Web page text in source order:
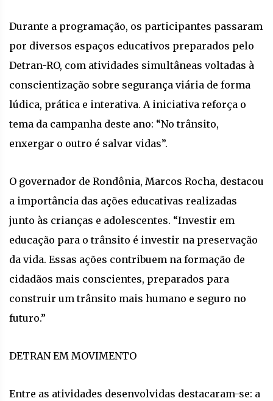
Durante a programação, os participantes passaram
por diversos espaços educativos preparados pelo
Detran-RO, com atividades simultâneas voltadas à
conscientização sobre segurança viária de forma
lúdica, prática e interativa. A iniciativa reforça o
tema da campanha deste ano: “No trânsito,
enxergar o outro é salvar vidas”.
O governador de Rondônia, Marcos Rocha, destacou
a importância das ações educativas realizadas
junto às crianças e adolescentes. “Investir em
educação para o trânsito é investir na preservação
da vida. Essas ações contribuem na formação de
cidadãos mais conscientes, preparados para
construir um trânsito mais humano e seguro no
futuro.”
DETRAN EM MOVIMENTO
Entre as atividades desenvolvidas destacaram-se: a